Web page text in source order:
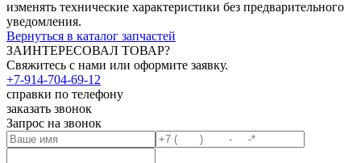
изменять технические характеристики без предварительного
уведомления.
Вернуться в каталог запчастей
ЗАИНТЕРЕСОВАЛ ТОВАР?
Свяжитесь с нами или оформите заявку.
+7-914-704-69-12
справки по телефону
заказать звонок
Запрос на звонок